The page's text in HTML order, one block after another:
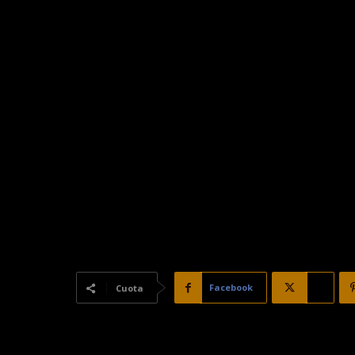
Cuota Facebook